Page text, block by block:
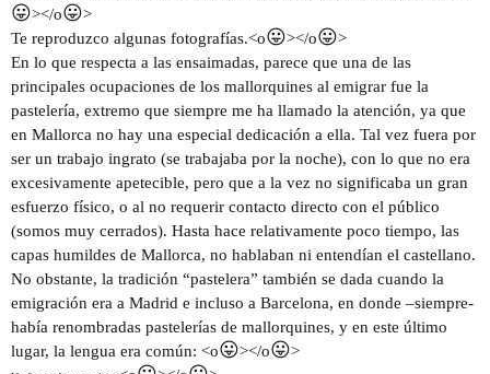
😛></o😛>
Te reproduzco algunas fotografías.<o😛></o😛>
En lo que respecta a las ensaimadas, parece que una de las
principales ocupaciones de los mallorquines al emigrar fue la
pastelería, extremo que siempre me ha llamado la atención, ya que
en Mallorca no hay una especial dedicación a ella. Tal vez fuera por
ser un trabajo ingrato (se trabajaba por la noche), con lo que no era
excesivamente apetecible, pero que a la vez no significaba un gran
esfuerzo físico, o al no requerir contacto directo con el público
(somos muy cerrados). Hasta hace relativamente poco tiempo, las
capas humildes de Mallorca, no hablaban ni entendían el castellano.
No obstante, la tradición “pastelera” también se dada cuando la
emigración era a Madrid e incluso a Barcelona, en donde –siempre-
había renombradas pastelerías de mallorquines, y en este último
lugar, la lengua era común: <o😛></o😛>